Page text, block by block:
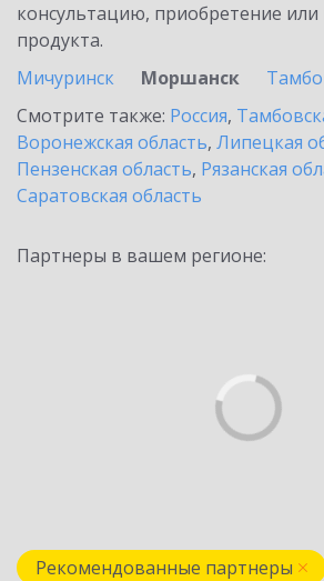
консультацию, приобретение
продукта.
Мичуринск
Моршанск
Смотрите также: Россия,
Воронежская область, Липецкая
Пензенская область, Рязанская
Саратовская область
Партнеры в вашем регионе:
Рекомендованные партнеры